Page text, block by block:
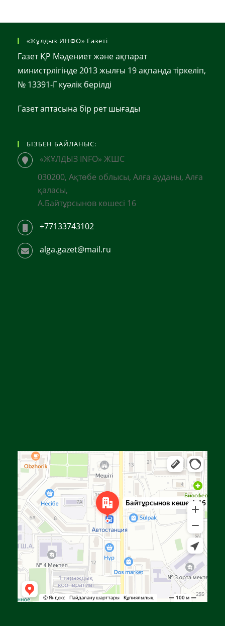
«Жұлдыз ИНФО» Газеті
Газет ҚР Мәдениет және ақпарат
министрлігінде 2013 жылғы 19 ақпанда тіркеліп,
№ 13391-Г куәлік берілді
Газет аптасына бір рет шығады
БІЗБЕН БАЙЛАНЫС:
«ЖҰЛДЫЗ INFO» ЖШС
030200, Ақтөбе облысы, Алға ауданы, Алға
қаласы,
А.Байтұрсынов көшесі 16
+77133743102
alga.gazet@mail.ru
Яндекс Карталар — көлік, навигация, орындарды іздеу